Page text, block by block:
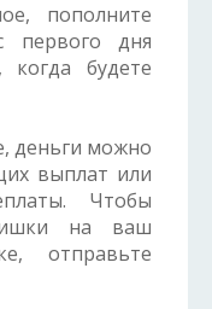
пополните
первого дня
будете
деньги можно
выплат или
Чтобы
на ваш
отправьте